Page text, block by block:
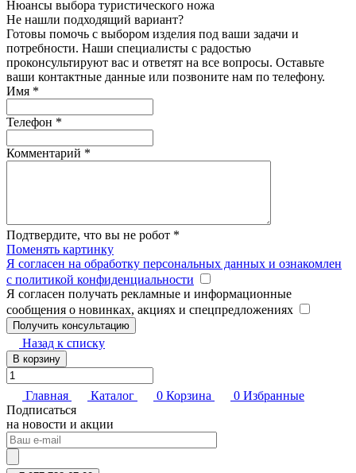
Нюансы выбора туристического ножа
Не нашли подходящий вариант?
Готовы помочь с выбором изделия под ваши задачи и
потребности. Наши специалисты с радостью
проконсультируют вас и ответят на все вопросы. Оставьте
ваши контактные данные или позвоните нам по телефону.
Имя *
Телефон *
Комментарий *
Подтвердите, что вы не робот *
Поменять картинку
Я согласен на обработку персональных данных и ознакомлен
с политикой конфиденциальности
Я согласен получать рекламные и информационные
сообщения о новинках, акциях и спецпредложениях
Назад к списку
В корзину
Главная Каталог 0 Корзина 0 Избранные
Подписаться
на новости и акции